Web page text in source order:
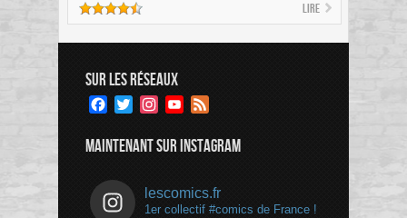
Lire
SUR LES RÉSEAUX
Facebook
TwitterInstagramYouTube
MAINTENANT SUR INSTAGRAM
lescomics.fr
1er collectif #comics de France !